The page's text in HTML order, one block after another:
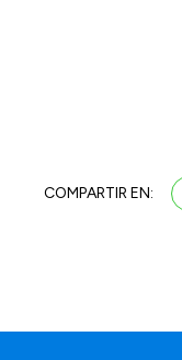
COMPARTIR EN: